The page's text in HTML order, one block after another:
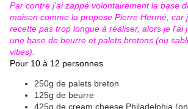
Par contre j'ai zappé volontairement la base
maison comme la propose Pierre Hermé, car
recette pas trop longue à réaliser, alors je l'ai
une base de beurre et palets bretons (ou
vities).
Pour 10 à 12 personnes
250g de palets breton
125g de beurre
425g de cream cheese Philadelphia